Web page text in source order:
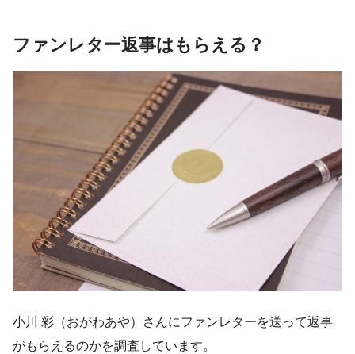
ファンレター返事はもらえる？
小川 彩（おがわあや）さんにファンレターを送って返事
がもらえるのかを調査しています。